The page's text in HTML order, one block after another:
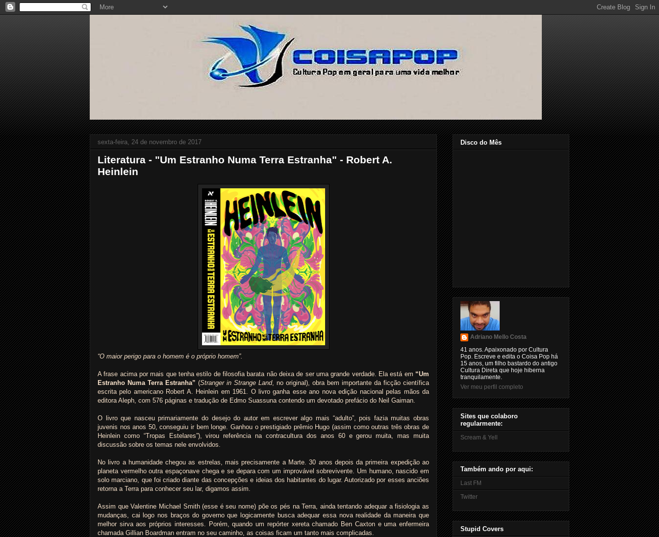
sexta-feira, 24 de novembro de 2017
Literatura - "Um Estranho Numa Terra Estranha" - Robert A.
Heinlein
“O maior perigo para o homem é o próprio homem”.
A frase acima por mais que tenha estilo de filosofia barata não deixa de ser uma grande verdade. Ela está em “Um
Estranho Numa Terra Estranha” (Stranger in Strange Land, no original), obra bem importante da ficção científica
escrita pelo americano Robert A. Heinlein em 1961. O livro ganha esse ano nova edição nacional pelas mãos da
editora Aleph, com 576 páginas e tradução de Edmo Suassuna contendo um devotado prefácio do Neil Gaiman.
O livro que nasceu primariamente do desejo do autor em escrever algo mais “adulto”, pois fazia muitas obras
juvenis nos anos 50, conseguiu ir bem longe. Ganhou o prestigiado prêmio Hugo (assim como outras três obras de
Heinlein como “Tropas Estelares”), virou referência na contracultura dos anos 60 e gerou muita, mas muita
discussão sobre os temas nele envolvidos.
No livro a humanidade chegou as estrelas, mais precisamente a Marte. 30 anos depois da primeira expedição ao
planeta vermelho outra espaçonave chega e se depara com um improvável sobrevivente. Um humano, nascido em
solo marciano, que foi criado diante das concepções e ideias dos habitantes do lugar. Autorizado por esses anciões
retorna a Terra para conhecer seu lar, digamos assim.
Assim que Valentine Michael Smith (esse é seu nome) põe os pés na Terra, ainda tentando adequar a fisiologia as
mudanças, cai logo nos braços do governo que logicamente busca adequar essa nova realidade da maneira que
melhor sirva aos próprios interesses. Porém, quando um repórter xereta chamado Ben Caxton e uma enfermeira
chamada Gillian Boardman entram no seu caminho, as coisas ficam um tanto mais complicadas.
Disco do Mês
Adriano Mello Costa
41 anos. Apaixonado por Cultura
Pop. Escreve e edita o Coisa Pop há
15 anos, um filho bastardo do antigo
Cultura Direta que hoje hiberna
tranquilamente.
Ver meu perfil completo
Sites que colaboro
regularmente:
Scream & Yell
Também ando por aqui:
Last FM
Twitter
Stupid Covers